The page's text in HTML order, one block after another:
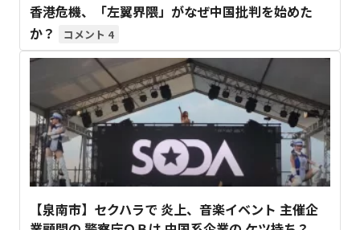
香港危機、「左翼界隈」がなぜ中国批判を始めた
か？
4
【泉南市】セクハラで 炎上、音楽イベント 主催企